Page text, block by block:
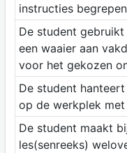
instructies
De student
een waaier aan
voor het gekozen
De student
op de werkplek
De student maakt
les(senreeks)